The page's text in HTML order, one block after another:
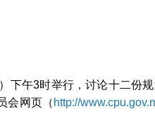
下午3时举行，讨论十二份
会网页（ http://